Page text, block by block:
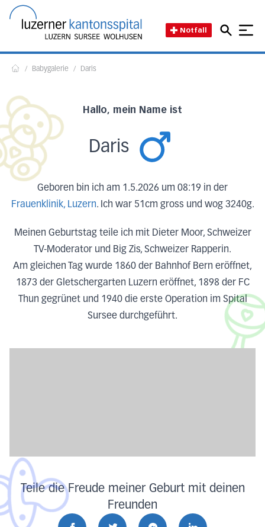
Notfall
/ Babygalerie / Daris
Hallo, mein Name ist
Daris
Geboren bin ich am 1.5.2026 um 08:19 in der
Frauenklinik, Luzern. Ich war 51cm gross und wog 3240g.
Meinen Geburtstag teile ich mit Dieter Moor, Schweizer
TV-Moderator und Big Zis, Schweizer Rapperin.
Am gleichen Tag wurde 1860 der Bahnhof Bern eröffnet,
1873 der Gletschergarten Luzern eröffnet, 1898 der FC
Thun gegrünet und 1940 die erste Operation im Spital
Sursee durchgeführt.
Teile die Freude meiner Geburt mit deinen
Freunden